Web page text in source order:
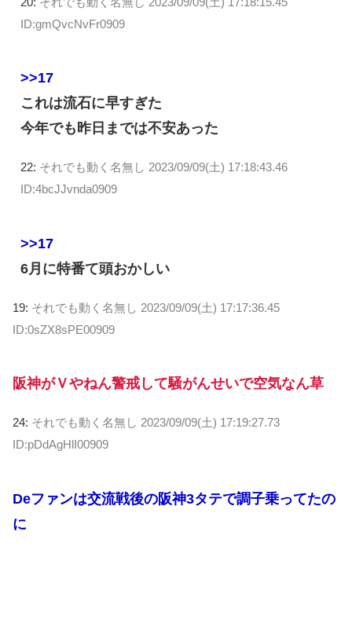
ID:gmQvcNvFr0909
>>17
これは流石に早すぎた
今年でも昨日までは不安あった
22: それでも動く名無し 2023/09/09(土) 17:18:43.46
ID:4bcJJvnda0909
>>17
6月に特番て頭おかしい
19: それでも動く名無し 2023/09/09(土) 17:17:36.45
ID:0sZX8sPE00909
阪神がＶやねん警戒して騒がんせいで空気なん草
24: それでも動く名無し 2023/09/09(土) 17:19:27.73
ID:pDdAgHlI00909
Deファンは交流戦後の阪神3タテで調子乗ってたの
に